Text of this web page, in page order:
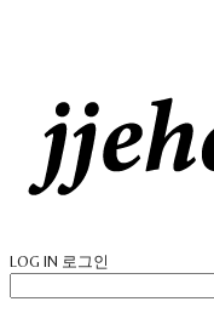
LOG IN 로그인